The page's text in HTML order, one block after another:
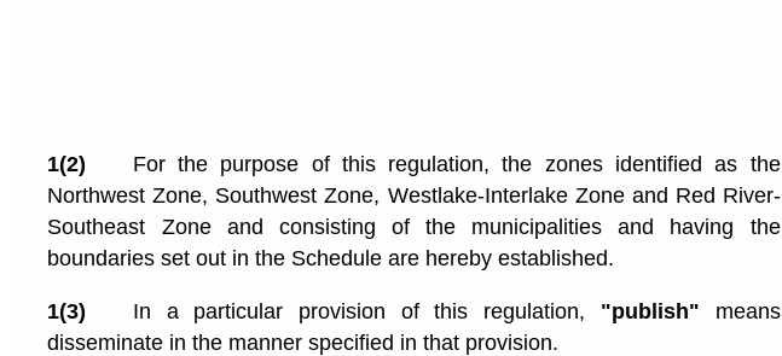
1(2)
For the purpose of this regulation, the zones identified as the
Northwest Zone, Southwest Zone, Westlake-Interlake Zone and Red River-
Southeast Zone and consisting of the municipalities and having the
boundaries set out in the Schedule are hereby established.
1(3) In a particular provision of this regulation, "publish" means
disseminate in the manner specified in that provision.